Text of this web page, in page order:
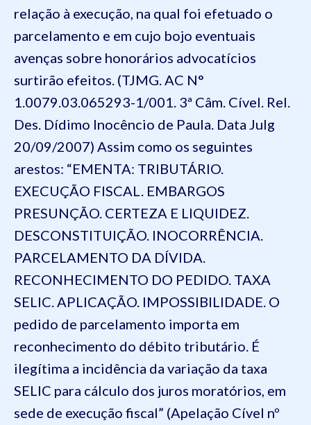
relação à execução, na qual foi efetuado o
parcelamento e em cujo bojo eventuais
avenças sobre honorários advocatícios
surtirão efeitos. (TJMG. AC N°
1.0079.03.065293-1/001. 3ª Câm. Cível. Rel.
Des. Dídimo Inocêncio de Paula. Data Julg
20/09/2007) Assim como os seguintes
arestos: “EMENTA: TRIBUTÁRIO.
EXECUÇÃO FISCAL. EMBARGOS
PRESUNÇÃO. CERTEZA E LIQUIDEZ.
DESCONSTITUIÇÃO. INOCORRÊNCIA.
PARCELAMENTO DA DÍVIDA.
RECONHECIMENTO DO PEDIDO. TAXA
SELIC. APLICAÇÃO. IMPOSSIBILIDADE. O
pedido de parcelamento importa em
reconhecimento do débito tributário. É
ilegítima a incidência da variação da taxa
SELIC para cálculo dos juros moratórios, em
sede de execução fiscal” (Apelação Cível nº